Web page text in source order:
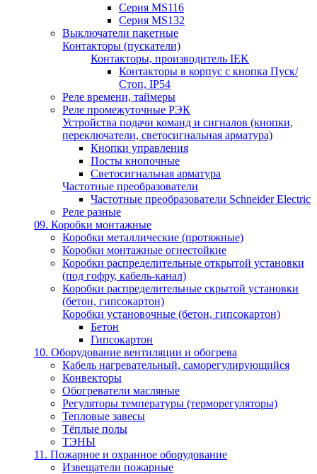
Серия MS116
Серия MS132
Выключатели пакетные
Контакторы (пускатели)
Контакторы, производитель IEK
Контакторы в корпус с кнопка Пуск/
Стоп, IP54
Реле времени, таймеры
Реле промежуточные РЭК
Устройства подачи команд и сигналов (кнопки,
переключатели, светосигнальная арматура)
Кнопки управления
Посты кнопочные
Светосигнальная арматура
Частотные преобразователи
Частотные преобразователи Schneider Electric
Реле разные
09. Коробки монтажные
Коробки металлические (протяжные)
Коробки монтажные огнестойкие
Коробки распределительные открытой установки
(под гофру, кабель-канал)
Коробки распределительные скрытой установки
(бетон, гипсокартон)
Коробки установочные (бетон, гипсокартон)
Бетон
Гипсокартон
10. Оборудование вентиляции и обогрева
Кабель нагревательный, саморегулирующийся
Конвекторы
Обогреватели масляные
Регуляторы температуры (терморегуляторы)
Тепловые завесы
Тёплые полы
ТЭНЫ
11. Пожарное и охранное оборудование
Извещатели пожарные